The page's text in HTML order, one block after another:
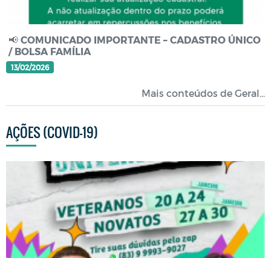
📢 COMUNICADO IMPORTANTE – CADASTRO ÚNICO
/ BOLSA FAMÍLIA
13/02/2026
Mais conteúdos de Geral...
AÇÕES (COVID-19)